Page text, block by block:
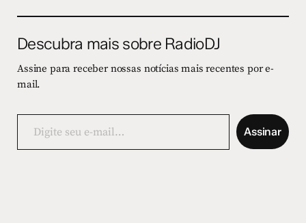
Descubra mais sobre RadioDJ
Assine para receber nossas notícias mais recentes por e-
mail.
mail…
Assinar